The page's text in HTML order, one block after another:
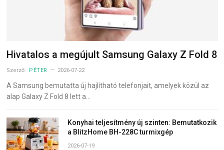
Hivatalos a megújult Samsung Galaxy Z Fold 8
Szerző: PÉTER 2026-07-22
A Samsung bemutatta új hajlítható telefonjait, amelyek közül az
alap Galaxy Z Fold 8 lett a…
Konyhai teljesítmény új szinten: Bemutatkozik
a BlitzHome BH-228C turmixgép
2026-07-19